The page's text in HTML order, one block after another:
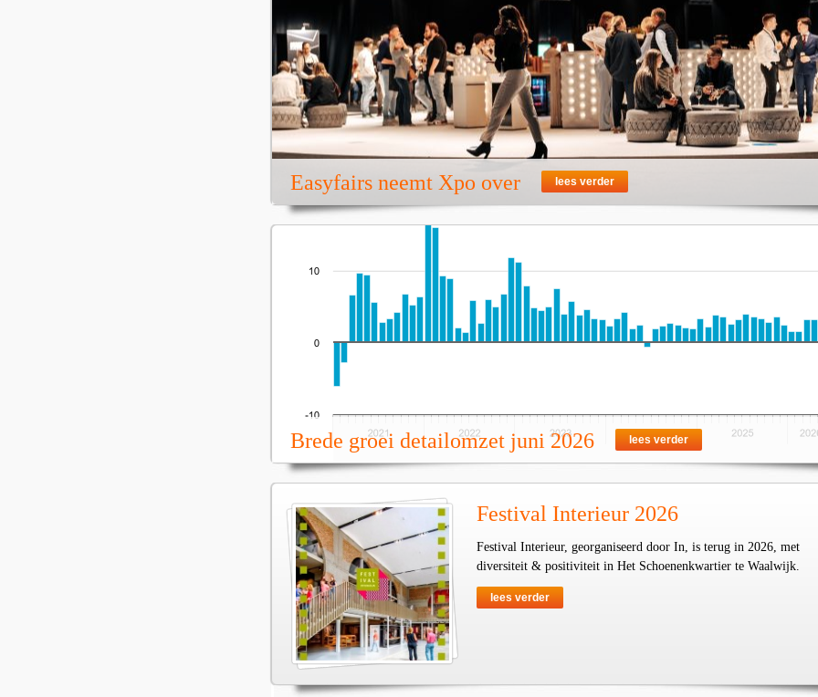
Easyfairs neemt Xpo over lees verder
Brede groei detailomzet juni 2026 lees verder
Festival Interieur 2026
Festival Interieur, georganiseerd door In, is terug in 2026, met
diversiteit & positiviteit in Het Schoenenkwartier te Waalwijk.
lees verder